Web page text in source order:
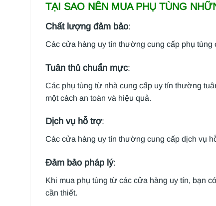
TẠI SAO NÊN MUA PHỤ TÙNG
Chất lượng đảm bảo:
Các cửa hàng uy tín thường cung cấp phụ
Tuân thủ chuẩn mực:
Các phụ tùng từ nhà cung cấp uy tín thường
một cách an toàn và hiệu quả.
Dịch vụ hỗ trợ:
Các cửa hàng uy tín thường cung cấp dịch vụ
Đảm bảo pháp lý:
Khi mua phụ tùng từ các cửa hàng uy tín, bạn
cần thiết.